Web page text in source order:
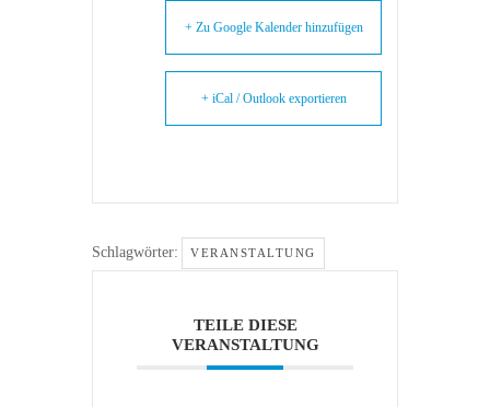
+ Zu Google Kalender hinzufügen
+ iCal / Outlook exportieren
Schlagwörter: VERANSTALTUNG
TEILE DIESE
VERANSTALTUNG